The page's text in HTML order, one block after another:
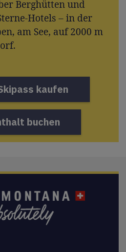
Berghütten und
Hotels – in der
am See, auf 2000 m
kaufen
buchen